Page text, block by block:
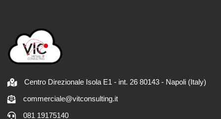
Centro Direzionale Isola E1 - int. 26 80143 - Napoli (Italy)
commerciale@vitconsulting.it
081 19175140